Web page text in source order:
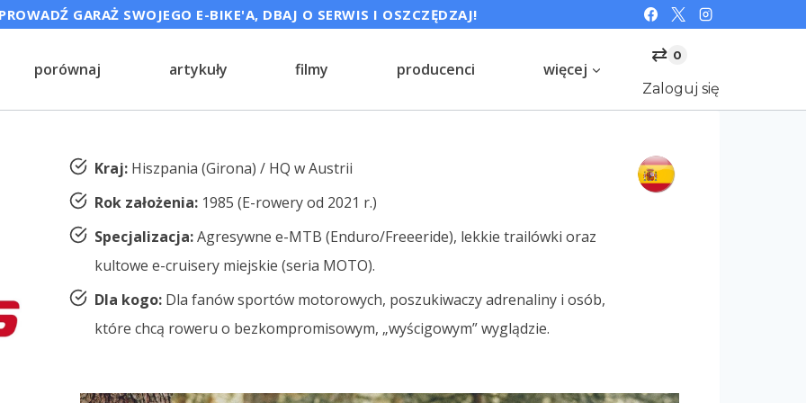
GARAŻ SWOJEGO E-BIKE'A, DBAJ O SERWIS I OSZCZĘDZAJ!
porównaj artykuły filmy producenci więcej
⇄ 0
Zaloguj się
Kraj:Hiszpania (Girona) / HQ w Austrii
Rok założenia:1985 (E-rowery od 2021 r.)
Specjalizacja:Agresywne e-MTB (Enduro/Freeeride), lekkie trailówki oraz
kultowe e-cruisery miejskie (seria MOTO).
Dla kogo:Dla fanów sportów motorowych, poszukiwaczy adrenaliny i osób,
które chcą roweru o bezkompromisowym, „wyścigowym” wyglądzie.